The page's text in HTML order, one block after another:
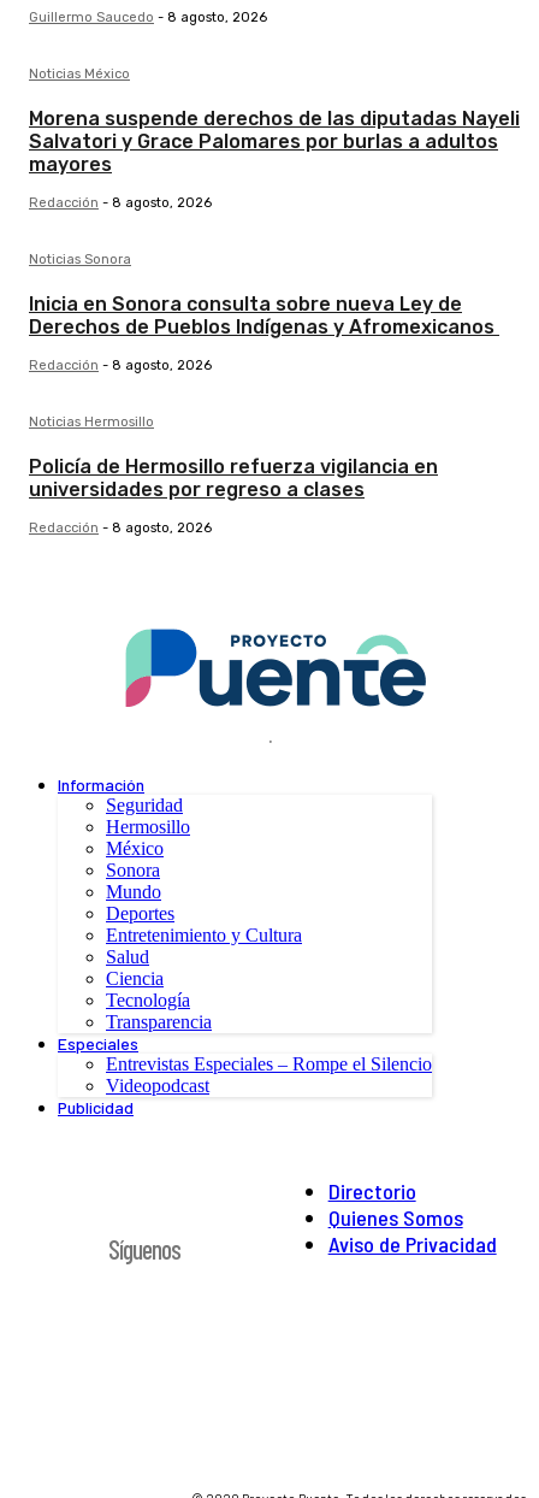
Guillermo Saucedo - 8 agosto, 2026
Noticias México
Morena suspende derechos de las diputadas Nayeli
Salvatori y Grace Palomares por burlas a adultos
mayores
Redacción - 8 agosto, 2026
Noticias Sonora
Inicia en Sonora consulta sobre nueva Ley de
Derechos de Pueblos Indígenas y Afromexicanos
Redacción - 8 agosto, 2026
Noticias Hermosillo
Policía de Hermosillo refuerza vigilancia en
universidades por regreso a clases
Redacción - 8 agosto, 2026
.
Información
Seguridad
Hermosillo
México
Sonora
Mundo
Deportes
Entretenimiento y Cultura
Salud
Ciencia
Tecnología
Transparencia
Especiales
Entrevistas Especiales – Rompe el Silencio
Videopodcast
Publicidad
Directorio
Quienes Somos
Aviso de Privacidad
Síguenos